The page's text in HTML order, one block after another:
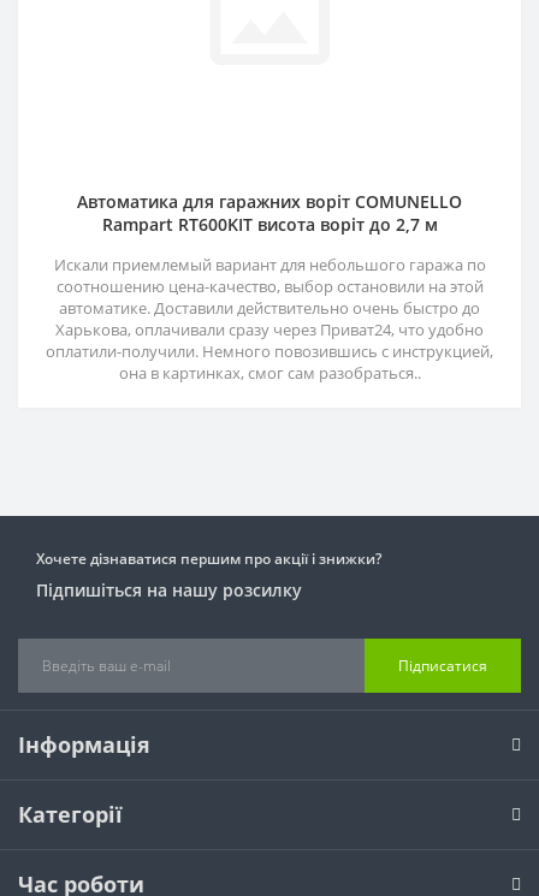
Автоматика для гаражних воріт COMUNELLO
Rampart RT600KIT висота воріт до 2,7 м
Искали приемлемый вариант для небольшого гаража по
соотношению цена-качество, выбор остановили на этой
автоматике. Доставили действительно очень быстро до
Харькова, оплачивали сразу через Приват24, что удобно
оплатили-получили. Немного повозившись с инструкцией,
она в картинках, смог сам разобраться..
Хочете дізнаватися першим про акції і знижки?
Підпишіться на нашу розсилку
Підписатися
Інформація
Категорії
Час роботи